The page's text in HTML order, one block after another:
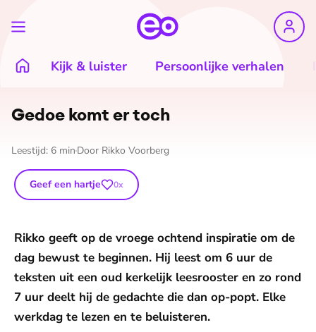
Kijk & luister Persoonlijke verhalen
Gedoe komt er toch
Leestijd: 6 min Door Rikko Voorberg
Geef een hartje 0x
Rikko geeft op de vroege ochtend inspiratie om de
dag bewust te beginnen. Hij leest om 6 uur de
teksten uit een oud kerkelijk leesrooster en zo rond
7 uur deelt hij de gedachte die dan op-popt. Elke
werkdag te lezen en te beluisteren.